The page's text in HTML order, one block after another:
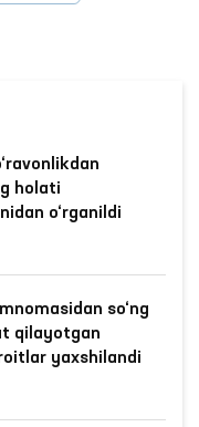
holati
o‘rganildi
so‘ng
qilayotgan
yaxshilandi